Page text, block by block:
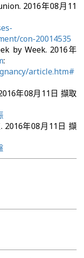
2016年08月11
con-20014535
by Week. 2016年
:
article.htm#
年08月11日 擷取
2016年08月11日 擷